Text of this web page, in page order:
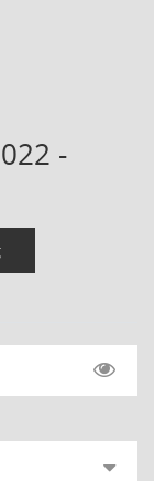
-